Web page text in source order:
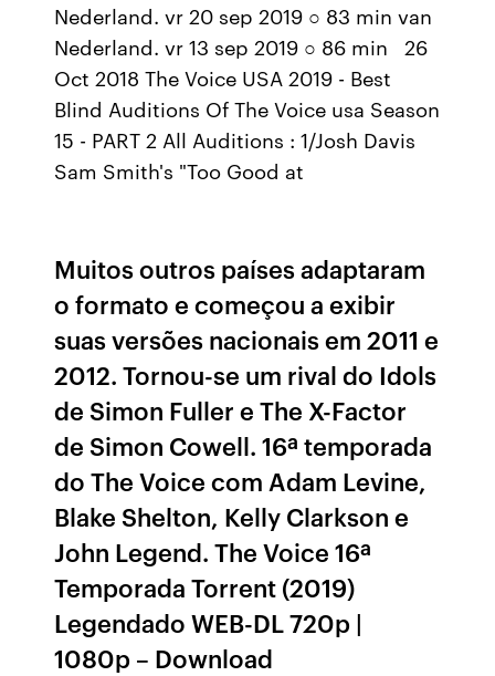
Nederland. vr 20 sep 2019 ○ 83 min van
Nederland. vr 13 sep 2019 ○ 86 min 26
Oct 2018 The Voice USA 2019 - Best
Blind Auditions Of The Voice usa Season
15 - PART 2 All Auditions : 1/Josh Davis
Sam Smith's "Too Good at
Muitos outros países adaptaram
o formato e começou a exibir
suas versões nacionais em 2011 e
2012. Tornou-se um rival do Idols
de Simon Fuller e The X-Factor
de Simon Cowell. 16ª temporada
do The Voice com Adam Levine,
Blake Shelton, Kelly Clarkson e
John Legend. The Voice 16ª
Temporada Torrent (2019)
Legendado WEB-DL 720p |
1080p – Download